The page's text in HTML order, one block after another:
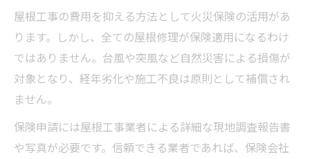
屋根工事の費用を抑える方法として火災保険の活用があ
ります。しかし、全ての屋根修理が保険適用になるわけ
ではありません。台風や突風など自然災害による損傷が
対象となり、経年劣化や施工不良は原則として補償され
ません。
保険申請には屋根工事業者による詳細な現地調査報告書
や写真が必要です。信頼できる業者であれば、保険会社